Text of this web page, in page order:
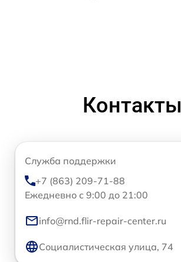
Контакты
Служба поддержки
+7 (863) 209-71-88
Ежедневно с 9:00 до 21:00
info@rnd.flir-repair-center.ru
Социалистическая улица, 74